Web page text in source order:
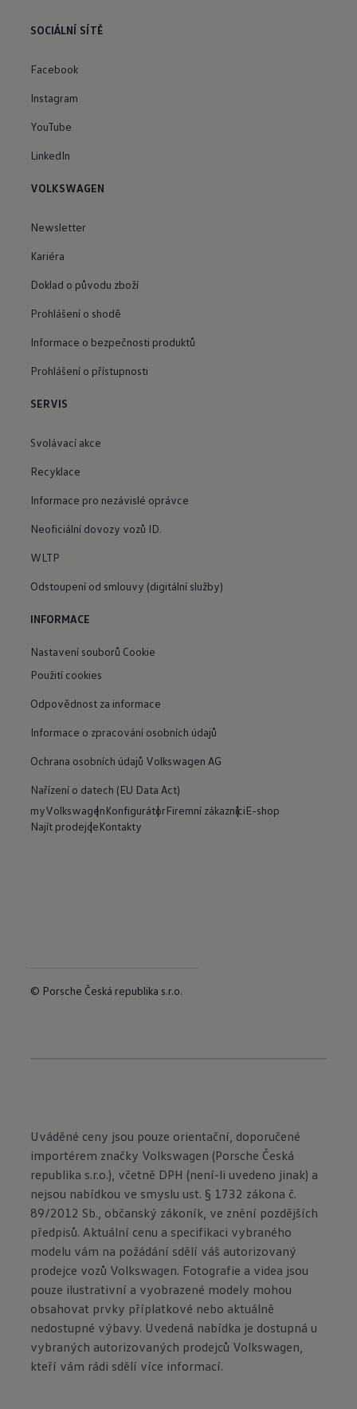
SOCIÁLNÍ SÍTĚ
Facebook
Instagram
YouTube
LinkedIn
VOLKSWAGEN
Newsletter
Kariéra
Doklad o původu zboží
Prohlášení o shodě
Informace o bezpečnosti produktů
Prohlášení o přístupnosti
SERVIS
Svolávací akce
Recyklace
Informace pro nezávislé oprávce
Neoficiální dovozy vozů ID.
WLTP
Odstoupení od smlouvy (digitální služby)
INFORMACE
Nastavení souborů Cookie
Použití cookies
Odpovědnost za informace
Informace o zpracování osobních údajů
Ochrana osobních údajů Volkswagen AG
Nařízení o datech (EU Data Act)
myVolkswagenKonfigurátorFiremní zákazníciE-shop
Najít prodejceKontakty
© Porsche Česká republika s.r.o.
Uváděné ceny jsou pouze orientační, doporučené
importérem značky Volkswagen (Porsche Česká
republika s.r.o.), včetně DPH (není-li uvedeno jinak) a
nejsou nabídkou ve smyslu ust. § 1732 zákona č.
89/2012 Sb., občanský zákoník, ve znění pozdějších
předpisů. Aktuální cenu a specifikaci vybraného
modelu vám na požádání sdělí váš autorizovaný
prodejce vozů Volkswagen. Fotografie a videa jsou
pouze ilustrativní a vyobrazené modely mohou
obsahovat prvky příplatkové nebo aktuálně
nedostupné výbavy. Uvedená nabídka je dostupná u
vybraných autorizovaných prodejců Volkswagen,
kteří vám rádi sdělí více informací.